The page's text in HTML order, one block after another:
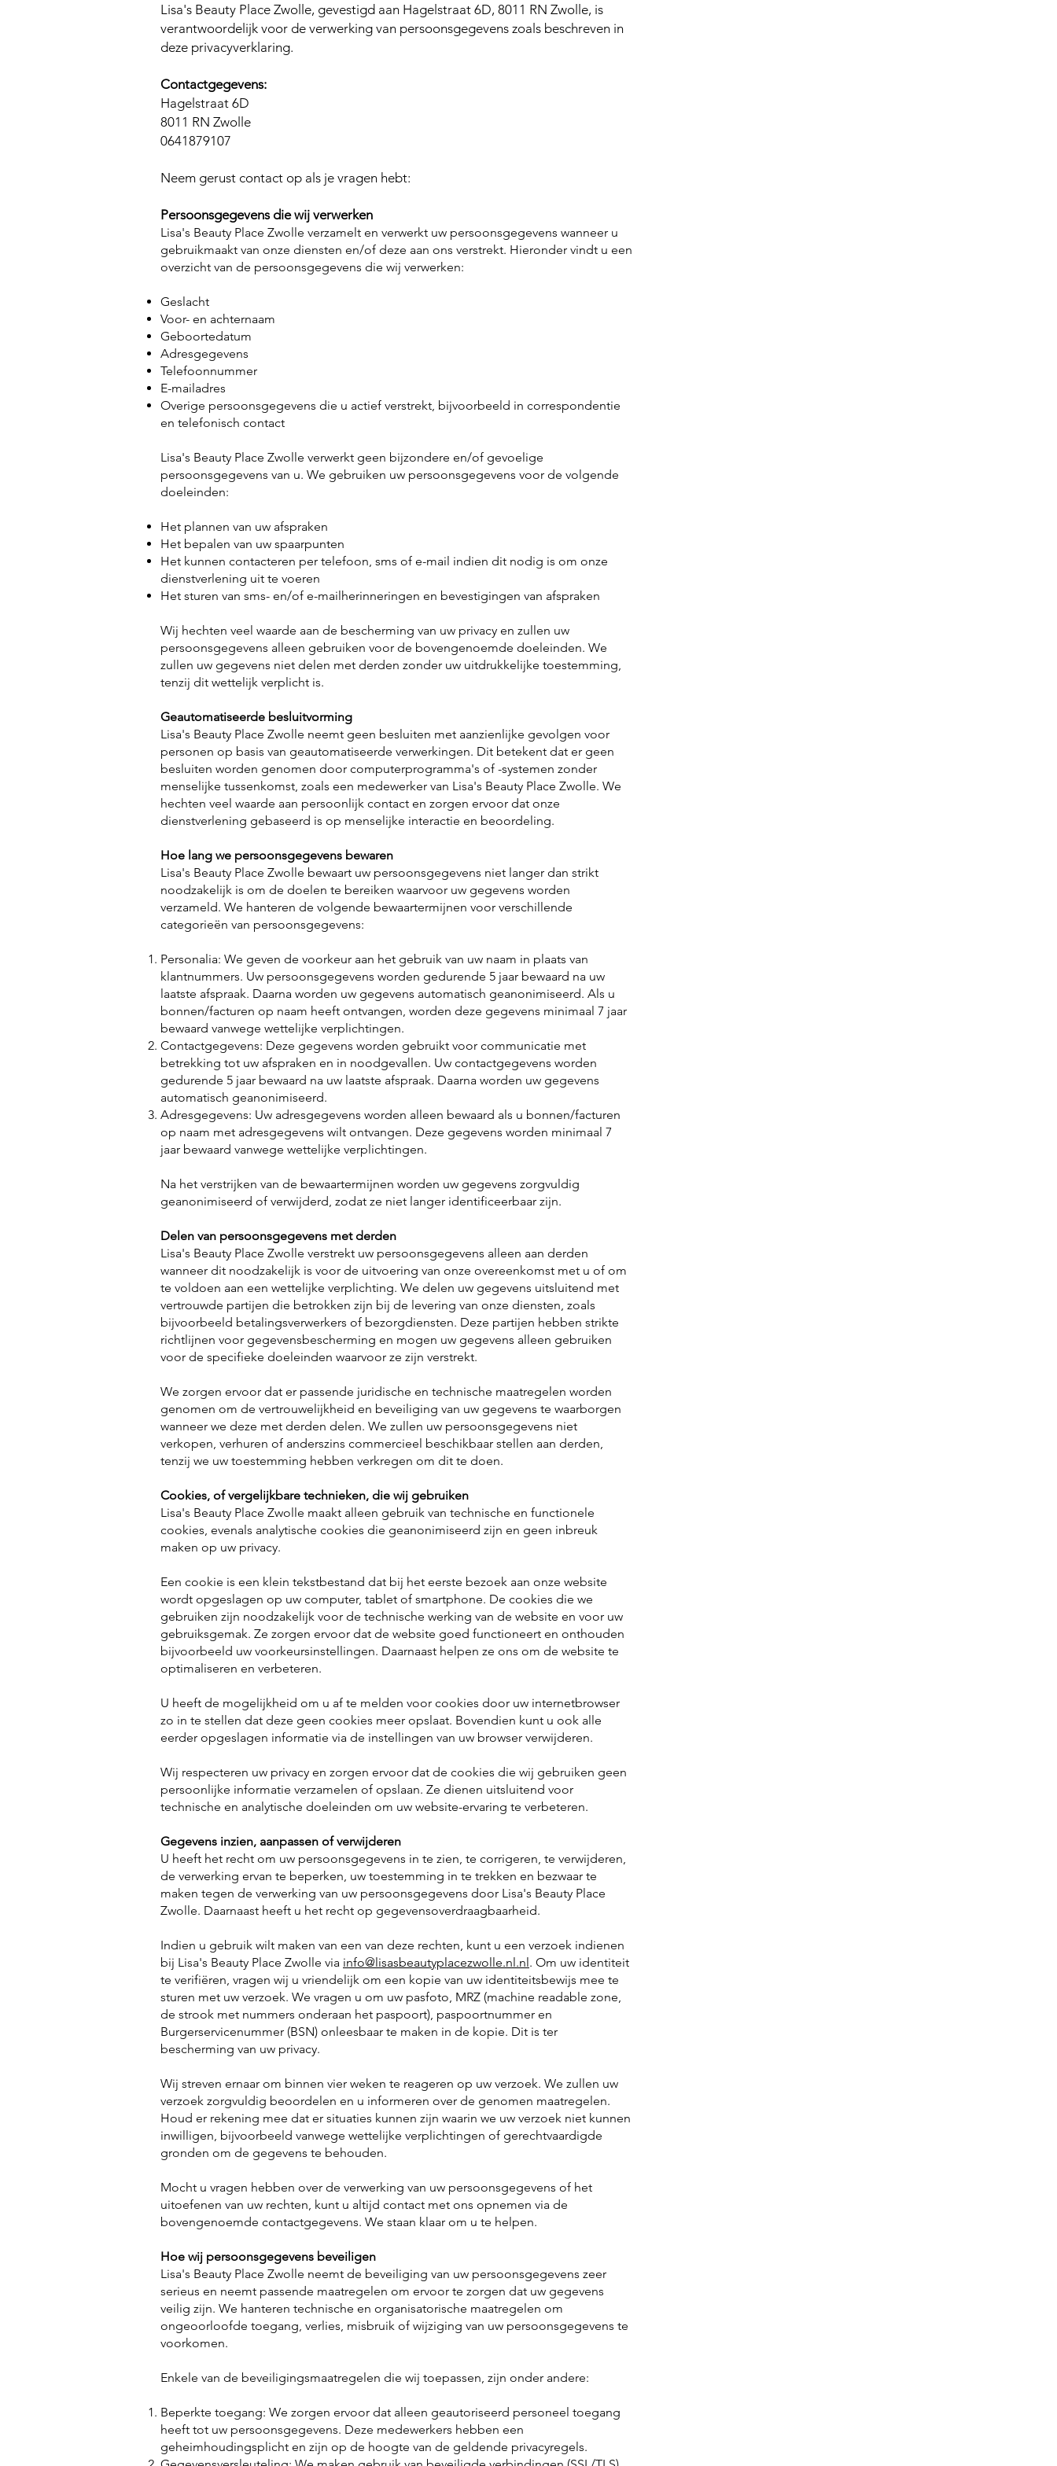
Lisa's Beauty Place Zwolle, gevestigd aan Hagelstraat 6D, 8011 RN Zwolle, is
verantwoordelijk voor de verwerking van persoonsgegevens zoals beschreven in
deze privacyverklaring.
Contactgegevens:
Hagelstraat 6D
8011 RN Zwolle
0641879107
Neem gerust contact op als je vragen hebt:
Persoonsgegevens die wij verwerken
Lisa's Beauty Place Zwolle verzamelt en verwerkt uw persoonsgegevens wanneer u
gebruikmaakt van onze diensten en/of deze aan ons verstrekt. Hieronder vindt u een
overzicht van de persoonsgegevens die wij verwerken:
Geslacht
Voor- en achternaam
Geboortedatum
Adresgegevens
Telefoonnummer
E-mailadres
Overige persoonsgegevens die u actief verstrekt, bijvoorbeeld in correspondentie
en telefonisch contact
Lisa's Beauty Place Zwolle verwerkt geen bijzondere en/of gevoelige
persoonsgegevens van u. We gebruiken uw persoonsgegevens voor de volgende
doeleinden:
Het plannen van uw afspraken
Het bepalen van uw spaarpunten
Het kunnen contacteren per telefoon, sms of e-mail indien dit nodig is om onze
dienstverlening uit te voeren
Het sturen van sms- en/of e-mailherinneringen en bevestigingen van afspraken
Wij hechten veel waarde aan de bescherming van uw privacy en zullen uw
persoonsgegevens alleen gebruiken voor de bovengenoemde doeleinden. We
zullen uw gegevens niet delen met derden zonder uw uitdrukkelijke toestemming,
tenzij dit wettelijk verplicht is.
Geautomatiseerde besluitvorming
Lisa's Beauty Place Zwolle neemt geen besluiten met aanzienlijke gevolgen voor
personen op basis van geautomatiseerde verwerkingen. Dit betekent dat er geen
besluiten worden genomen door computerprogramma's of -systemen zonder
menselijke tussenkomst, zoals een medewerker van Lisa's Beauty Place Zwolle. We
hechten veel waarde aan persoonlijk contact en zorgen ervoor dat onze
dienstverlening gebaseerd is op menselijke interactie en beoordeling.
Hoe lang we persoonsgegevens bewaren
Lisa's Beauty Place Zwolle bewaart uw persoonsgegevens niet langer dan strikt
noodzakelijk is om de doelen te bereiken waarvoor uw gegevens worden
verzameld. We hanteren de volgende bewaartermijnen voor verschillende
categorieën van persoonsgegevens:
Personalia: We geven de voorkeur aan het gebruik van uw naam in plaats van
klantnummers. Uw persoonsgegevens worden gedurende 5 jaar bewaard na uw
laatste afspraak. Daarna worden uw gegevens automatisch geanonimiseerd. Als u
bonnen/facturen op naam heeft ontvangen, worden deze gegevens minimaal 7 jaar
bewaard vanwege wettelijke verplichtingen.
Contactgegevens: Deze gegevens worden gebruikt voor communicatie met
betrekking tot uw afspraken en in noodgevallen. Uw contactgegevens worden
gedurende 5 jaar bewaard na uw laatste afspraak. Daarna worden uw gegevens
automatisch geanonimiseerd.
Adresgegevens: Uw adresgegevens worden alleen bewaard als u bonnen/facturen
op naam met adresgegevens wilt ontvangen. Deze gegevens worden minimaal 7
jaar bewaard vanwege wettelijke verplichtingen.
Na het verstrijken van de bewaartermijnen worden uw gegevens zorgvuldig
geanonimiseerd of verwijderd, zodat ze niet langer identificeerbaar zijn.
Delen van persoonsgegevens met derden
Lisa's Beauty Place Zwolle verstrekt uw persoonsgegevens alleen aan derden
wanneer dit noodzakelijk is voor de uitvoering van onze overeenkomst met u of om
te voldoen aan een wettelijke verplichting. We delen uw gegevens uitsluitend met
vertrouwde partijen die betrokken zijn bij de levering van onze diensten, zoals
bijvoorbeeld betalingsverwerkers of bezorgdiensten. Deze partijen hebben strikte
richtlijnen voor gegevensbescherming en mogen uw gegevens alleen gebruiken
voor de specifieke doeleinden waarvoor ze zijn verstrekt.
We zorgen ervoor dat er passende juridische en technische maatregelen worden
genomen om de vertrouwelijkheid en beveiliging van uw gegevens te waarborgen
wanneer we deze met derden delen. We zullen uw persoonsgegevens niet
verkopen, verhuren of anderszins commercieel beschikbaar stellen aan derden,
tenzij we uw toestemming hebben verkregen om dit te doen.
Cookies, of vergelijkbare technieken, die wij gebruiken
Lisa's Beauty Place Zwolle maakt alleen gebruik van technische en functionele
cookies, evenals analytische cookies die geanonimiseerd zijn en geen inbreuk
maken op uw privacy.
Een cookie is een klein tekstbestand dat bij het eerste bezoek aan onze website
wordt opgeslagen op uw computer, tablet of smartphone. De cookies die we
gebruiken zijn noodzakelijk voor de technische werking van de website en voor uw
gebruiksgemak. Ze zorgen ervoor dat de website goed functioneert en onthouden
bijvoorbeeld uw voorkeursinstellingen. Daarnaast helpen ze ons om de website te
optimaliseren en verbeteren.
U heeft de mogelijkheid om u af te melden voor cookies door uw internetbrowser
zo in te stellen dat deze geen cookies meer opslaat. Bovendien kunt u ook alle
eerder opgeslagen informatie via de instellingen van uw browser verwijderen.
Wij respecteren uw privacy en zorgen ervoor dat de cookies die wij gebruiken geen
persoonlijke informatie verzamelen of opslaan. Ze dienen uitsluitend voor
technische en analytische doeleinden om uw website-ervaring te verbeteren.
Gegevens inzien, aanpassen of verwijderen
U heeft het recht om uw persoonsgegevens in te zien, te corrigeren, te verwijderen,
de verwerking ervan te beperken, uw toestemming in te trekken en bezwaar te
maken tegen de verwerking van uw persoonsgegevens door Lisa's Beauty Place
Zwolle. Daarnaast heeft u het recht op gegevensoverdraagbaarheid.
Indien u gebruik wilt maken van een van deze rechten, kunt u een verzoek indienen
bij Lisa's Beauty Place Zwolle via info@lisasbeautyplacezwolle.nl.nl. Om uw identiteit
te verifiëren, vragen wij u vriendelijk om een kopie van uw identiteitsbewijs mee te
sturen met uw verzoek. We vragen u om uw pasfoto, MRZ (machine readable zone,
de strook met nummers onderaan het paspoort), paspoortnummer en
Burgerservicenummer (BSN) onleesbaar te maken in de kopie. Dit is ter
bescherming van uw privacy.
Wij streven ernaar om binnen vier weken te reageren op uw verzoek. We zullen uw
verzoek zorgvuldig beoordelen en u informeren over de genomen maatregelen.
Houd er rekening mee dat er situaties kunnen zijn waarin we uw verzoek niet kunnen
inwilligen, bijvoorbeeld vanwege wettelijke verplichtingen of gerechtvaardigde
gronden om de gegevens te behouden.
Mocht u vragen hebben over de verwerking van uw persoonsgegevens of het
uitoefenen van uw rechten, kunt u altijd contact met ons opnemen via de
bovengenoemde contactgegevens. We staan klaar om u te helpen.
Hoe wij persoonsgegevens beveiligen
Lisa's Beauty Place Zwolle neemt de beveiliging van uw persoonsgegevens zeer
serieus en neemt passende maatregelen om ervoor te zorgen dat uw gegevens
veilig zijn. We hanteren technische en organisatorische maatregelen om
ongeoorloofde toegang, verlies, misbruik of wijziging van uw persoonsgegevens te
voorkomen.
Enkele van de beveiligingsmaatregelen die wij toepassen, zijn onder andere:
Beperkte toegang: We zorgen ervoor dat alleen geautoriseerd personeel toegang
heeft tot uw persoonsgegevens. Deze medewerkers hebben een
geheimhoudingsplicht en zijn op de hoogte van de geldende privacyregels.